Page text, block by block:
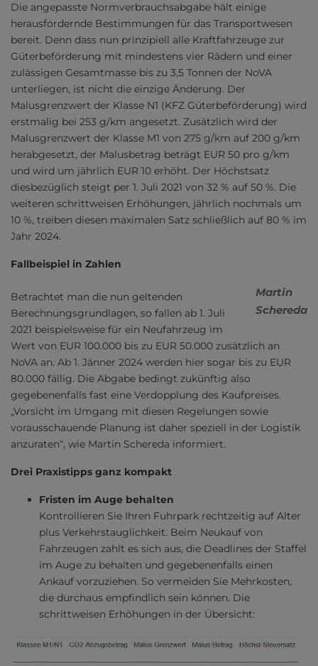
Die angepasste Normverbrauchsabgabe hält einige
herausfordernde Bestimmungen für das Transportwesen
bereit. Denn dass nun prinzipiell alle Kraftfahrzeuge zur
Güterbeförderung mit mindestens vier Rädern und einer
zulässigen Gesamtmasse bis zu 3,5 Tonnen der NoVA
unterliegen, ist nicht die einzige Änderung. Der
Malusgrenzwert der Klasse N1 (KFZ Güterbeförderung) wird
erstmalig bei 253 g/km angesetzt. Zusätzlich wird der
Malusgrenzwert der Klasse M1 von 275 g/km auf 200 g/km
herabgesetzt, der Malusbetrag beträgt EUR 50 pro g/km
und wird um jährlich EUR 10 erhöht. Der Höchstsatz
diesbezüglich steigt per 1. Juli 2021 von 32 % auf 50 %. Die
weiteren schrittweisen Erhöhungen, jährlich nochmals um
10 %, treiben diesen maximalen Satz schließlich auf 80 % im
Jahr 2024.
Martin
Schereda
Fallbeispiel in Zahlen
Betrachtet man die nun geltenden
Berechnungsgrundlagen, so fallen ab 1. Juli
2021 beispielsweise für ein Neufahrzeug im
Wert von EUR 100.000 bis zu EUR 50.000 zusätzlich an
NoVA an. Ab 1. Jänner 2024 werden hier sogar bis zu EUR
80.000 fällig. Die Abgabe bedingt zukünftig also
gegebenenfalls fast eine Verdopplung des Kaufpreises.
„Vorsicht im Umgang mit diesen Regelungen sowie
vorausschauende Planung ist daher speziell in der Logistik
anzuraten“, wie Martin Schereda informiert.
Drei Praxistipps ganz kompakt
Fristen im Auge behalten
Kontrollieren Sie Ihren Fuhrpark rechtzeitig auf Alter
plus Verkehrstauglichkeit. Beim Neukauf von
Fahrzeugen zahlt es sich aus, die Deadlines der Staffel
im Auge zu behalten und gegebenenfalls einen
Ankauf vorzuziehen. So vermeiden Sie Mehrkosten,
die durchaus empfindlich sein können. Die
schrittweisen Erhöhungen in der Übersicht: